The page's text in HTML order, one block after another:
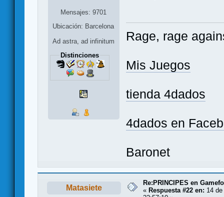
Mensajes: 9701
Ubicación: Barcelona
Ad astra, ad infinitum
Distinciones
Rage, rage
Mis Juegos
tienda 4dados
4dados en
Baronet
Matasiete
Re:PRINCIPES en
« Respuesta #22 en: 14